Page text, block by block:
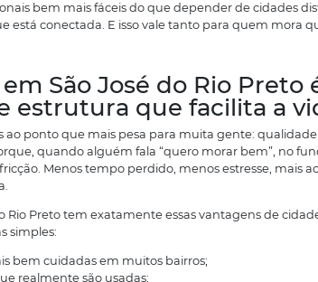
Por que tanta gente
Uma coisa que muita gente erra antes de
de isolamento. Só que vida em São José do
A cidade está numa posição bem
prática, isso vira vantagem para tudo:
Quem tem família em outras cidades;
E quem quer ter acesso rápido a
O acesso por rodovias ajuda muito,